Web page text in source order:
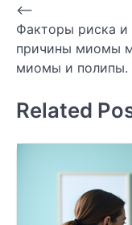
Навигация
по
записям
⟵
Факторы риска и
причины миомы
миомы и полипы.
Related